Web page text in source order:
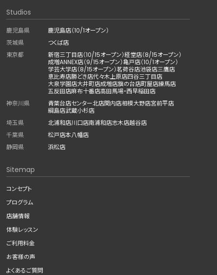
Studios
鹿児島県
鹿児島店（10/1オープン）
茨城県
つくば店
東京都
新宿三丁目店（10/15オープン）経堂店（8/15オープン）
成増ANNEX店（9/15オープン）亀戸店（10/1オープン）
学芸大学店（8/15オープン）茗荷谷店池袋店三鷹店
恵比寿店勝どき店代々木上原店四谷三丁目店
大泉学園店大井町店成増店旗の台店町屋店練馬店
五反田店麻布十番店高田馬場・西早稲田店
神奈川県
青葉台店センター北店関内店相模大野店宮前平店
綱島店武蔵小杉店
埼玉県
北浦和店川口店南浦和店志木店越谷店
千葉県
松戸店本八幡店
静岡県
浜松店
Sitemap
コンセプト
プログラム
店舗情報
体験レッスン
ご利用料金
お客様の声
よくあるご質問